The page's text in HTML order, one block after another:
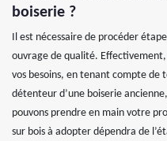
boiserie ?
Il est nécessaire de procéder
ouvrage de qualité.
vos besoins, en tenant compte de
détenteur d’une boiserie
pouvons prendre en main votre
sur bois à adopter dépendra de